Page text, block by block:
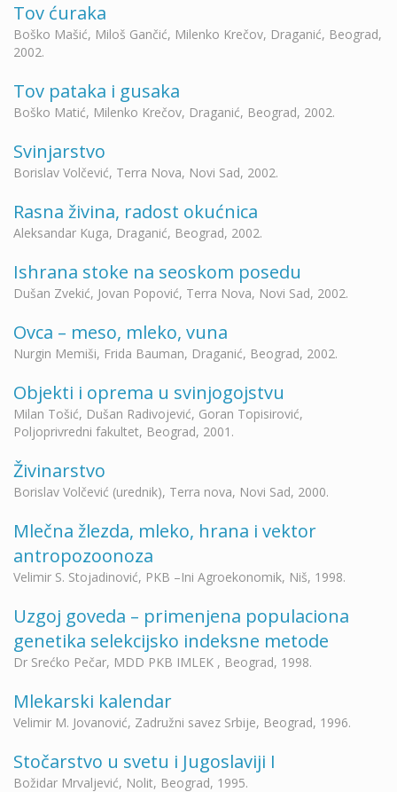
Tov ćuraka
Boško Mašić, Miloš Gančić, Milenko Krečov, Draganić, Beograd,
2002.
Tov pataka i gusaka
Boško Matić, Milenko Krečov, Draganić, Beograd, 2002.
Svinјarstvo
Borislav Volčević, Terra Nova, Novi Sad, 2002.
Rasna živina, radost okućnica
Aleksandar Kuga, Draganić, Beograd, 2002.
Ishrana stoke na seoskom posedu
Dušan Zvekić, Jovan Popović, Terra Nova, Novi Sad, 2002.
Ovca – meso, mleko, vuna
Nurgin Memiši, Frida Bauman, Draganić, Beograd, 2002.
Objekti i oprema u svinjogojstvu
Milan Tošić, Dušan Radivojević, Goran Topisirović,
Poljoprivredni fakultet, Beograd, 2001.
Živinarstvo
Borislav Volčević (urednik), Terra nova, Novi Sad, 2000.
Mlečna žlezda, mleko, hrana i vektor
antropozoonoza
Velimir S. Stojadinović, PKB –Ini Agroekonomik, Niš, 1998.
Uzgoj goveda – primenjena populaciona
genetika selekcijsko indeksne metode
Dr Srećko Pečar, MDD PKB IMLEK , Beograd, 1998.
Mlekarski kalendar
Velimir M. Jovanović, Zadružni savez Srbije, Beograd, 1996.
Stočarstvo u svetu i Jugoslaviji I
Božidar Mrvaljević, Nolit, Beograd, 1995.